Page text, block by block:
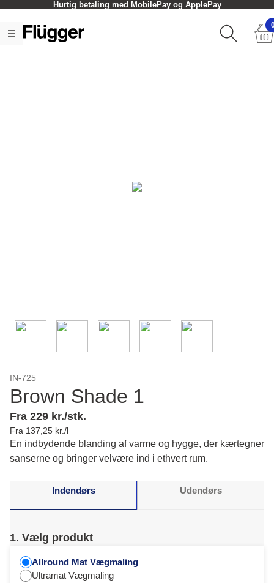
Hurtig betaling med MobilePay og ApplePay
IN-725
Brown Shade 1
Fra 229 kr./stk.
Fra 137,25 kr./l
En indbydende blanding af varme og hygge, der kærtegner
sanserne og bringer velvære ind i ethvert rum.
Indendørs Udendørs
1. Vælg produkt
Allround Mat Vægmaling
Ultramat Vægmaling